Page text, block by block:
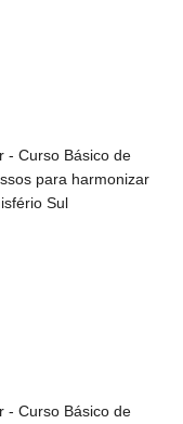
- Curso Básico de
para harmonizar
Sul
- Curso Básico de